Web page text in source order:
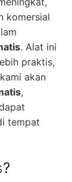
komersial
. Alat ini
praktis,
akan
,
tempat
?